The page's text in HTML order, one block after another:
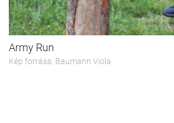
Army Run
Kép forrása: Baumann Viola